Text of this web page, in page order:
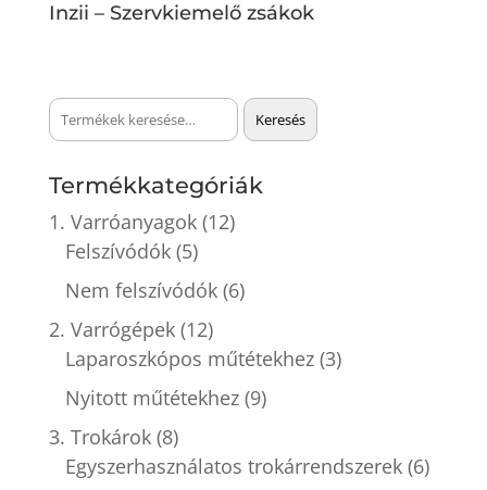
Inzii – Szervkiemelő zsákok
Keresés
a
Keresés
Termékkategóriák
1. Varróanyagok (12)
Felszívódók (5)
Nem felszívódók (6)
2. Varrógépek (12)
Laparoszkópos műtétekhez (3)
Nyitott műtétekhez (9)
3. Trokárok (8)
Egyszerhasználatos trokárrendszerek (6)